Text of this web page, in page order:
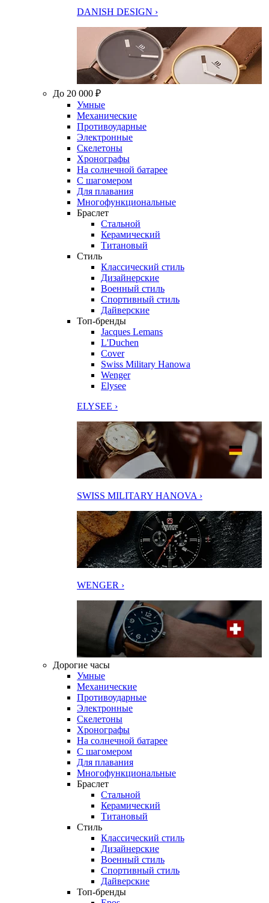
DANISH DESIGN ›
До 20 000 ₽
Умные
Механические
Противоударные
Электронные
Скелетоны
Хронографы
На солнечной батарее
С шагомером
Для плавания
Многофункциональные
Браслет
Стальной
Керамический
Титановый
Стиль
Классический стиль
Дизайнерские
Военный стиль
Спортивный стиль
Дайверские
Топ-бренды
Jacques Lemans
L'Duchen
Cover
Swiss Military Hanowa
Wenger
Elysee
ELYSEE ›
SWISS MILITARY HANOVA ›
WENGER ›
Дорогие часы
Умные
Механические
Противоударные
Электронные
Скелетоны
Хронографы
На солнечной батарее
С шагомером
Для плавания
Многофункциональные
Браслет
Стальной
Керамический
Титановый
Стиль
Классический стиль
Дизайнерские
Военный стиль
Спортивный стиль
Дайверские
Топ-бренды